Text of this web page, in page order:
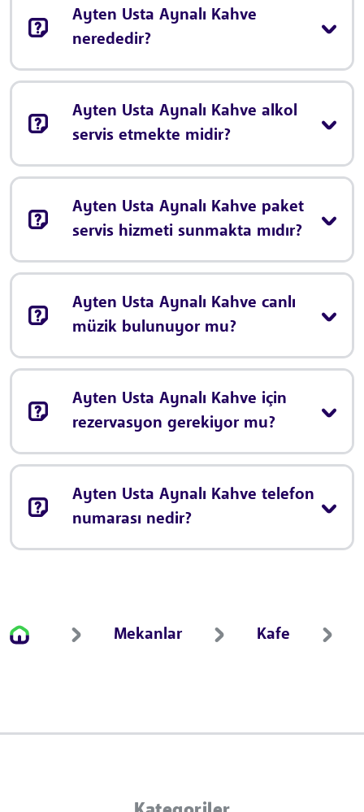
Ayten Usta Aynalı Kahve
nerededir?
Ayten Usta Aynalı Kahve alkol
servis etmekte midir?
Ayten Usta Aynalı Kahve paket
servis hizmeti sunmakta mıdır?
Ayten Usta Aynalı Kahve canlı
müzik bulunuyor mu?
Ayten Usta Aynalı Kahve için
rezervasyon gerekiyor mu?
Ayten Usta Aynalı Kahve telefon
numarası nedir?
Mekanlar Kafe